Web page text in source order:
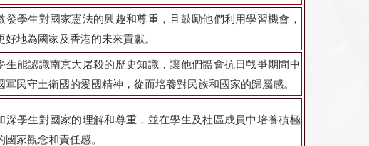
發學生對國家憲法的興趣和尊重，且鼓勵他們利用學習機會，
好地為國家及香港的未來貢獻。
生能認識南京大屠殺的歷史知識，讓他們體會抗日戰爭期間中
軍民守土衛國的愛國精神，從而培養對民族和國家的歸屬感。
深學生對國家的理解和尊重，並在學生及社區成員中培養積極
國家觀念和責任感。